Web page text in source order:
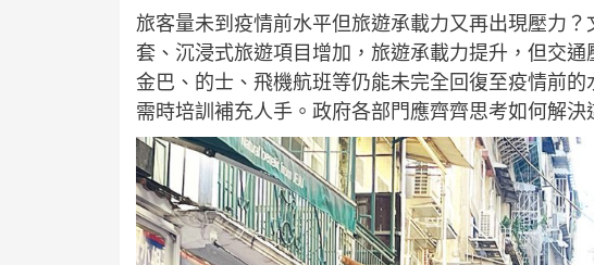
旅客量未到疫情前水平但旅遊承載力又再出現壓力
套、沉浸式旅遊項目增加，旅遊承載力提升，但交
金巴、的士、飛機航班等仍能未完全回復至疫情前
需時培訓補充人手。政府各部門應齊齊思考如何解決